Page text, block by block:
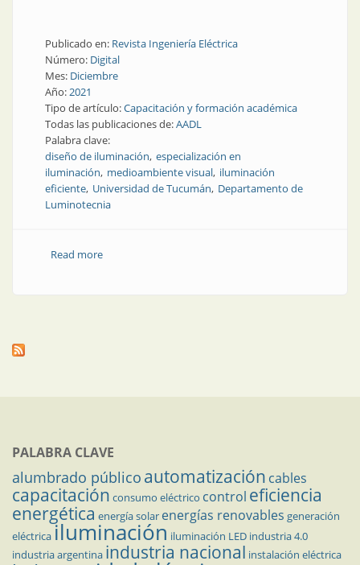
Publicado en: Revista Ingeniería Eléctrica
Número: Digital
Mes: Diciembre
Año:2021
Tipo de artículo:Capacitación y formación académica
Todas las publicaciones de:AADL
Palabra clave:
diseño de iluminación especialización en
iluminación medioambiente visual iluminación
eficiente Universidad de Tucumán Departamento de
Luminotecnia
Read moreabout Inscripción abierta para ser especialista en
PALABRA CLAVE
alumbrado público automatización cables
capacitación consumo eléctrico control eficiencia
energética energía solar energías renovables generación
eléctricailuminación iluminación LED industria 4.0
industria argentina industria nacional instalación eléctrica